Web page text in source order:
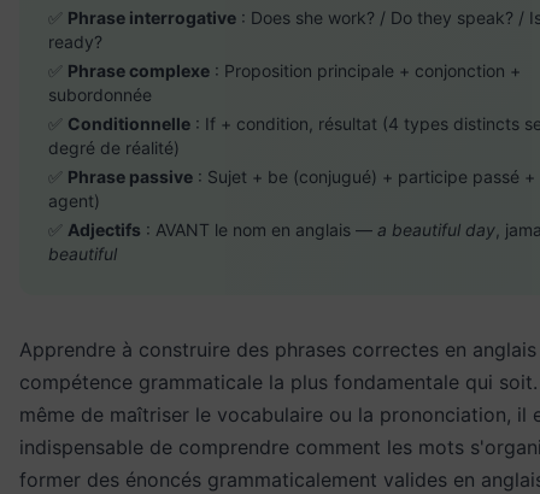
✅ Phrase interrogative : Does she work? / Do they speak? /
ready?
✅ Phrase complexe : Proposition principale + conjonction +
subordonnée
✅ Conditionnelle : If + condition, résultat (4 types distincts
degré de réalité)
✅ Phrase passive : Sujet + be (conjugué) + participe passé
agent)
✅ Adjectifs : AVANT le nom en anglais — a beautiful day ,
beautiful
Apprendre à construire des phrases correctes en
compétence grammaticale la plus fondamentale qui
même de maîtriser le vocabulaire ou la prononciation, il
indispensable de comprendre comment les mots
former des énoncés grammaticalement valides en